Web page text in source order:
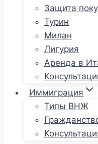
Защита
Турин
Милан
Лигурия
Аренда в
Иммиграция
Типы ВНЖ